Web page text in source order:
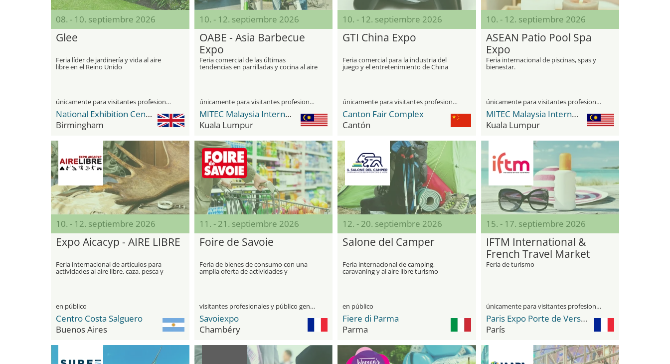
08. - 10. septiembre 2026
Glee
Feria líder de jardinería y vida al aire
libre en el Reino Unido
únicamente para visitantes profesionales
National Exhibition Center (NEC)
Birmingham
10. - 12. septiembre 2026
OABE - Asia Barbecue
Expo
Feria comercial de las últimas
tendencias en parrilladas y cocina al aire
únicamente para visitantes profesionales
MITEC Malaysia International Trade & Exhibition Centre
Kuala Lumpur
10. - 12. septiembre 2026
GTI China Expo
Feria comercial para la industria del
juego y el entretenimiento de China
únicamente para visitantes profesionales
Canton Fair Complex
Cantón
10. - 12. septiembre 2026
ASEAN Patio Pool Spa
Expo
Feria internacional de piscinas, spas y
bienestar.
únicamente para visitantes profesionales
MITEC Malaysia International Trade & Exhibition Centre
Kuala Lumpur
10. - 12. septiembre 2026
Expo Aicacyp - AIRE LIBRE
Feria internacional de artículos para
actividades al aire libre, caza, pesca y
en público
Centro Costa Salguero
Buenos Aires
11. - 21. septiembre 2026
Foire de Savoie
Feria de bienes de consumo con una
amplia oferta de actividades y
atracciones
visitantes profesionales y público general
Savoiexpo
Chambéry
12. - 20. septiembre 2026
Salone del Camper
Feria internacional de camping,
caravaning y al aire libre turismo
en público
Fiere di Parma
Parma
15. - 17. septiembre 2026
IFTM International &
French Travel Market
Feria de turismo
únicamente para visitantes profesionales
Paris Expo Porte de Versailles
París